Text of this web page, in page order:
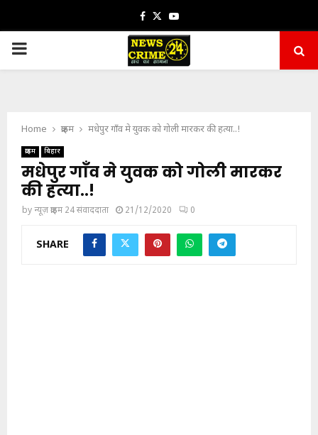
Facebook
TwitterYoutube
PRIMARY
Home क्राइम मधेपुर गाँव मे युवक को गोली मारकर की हत्या..!
क्राइम बिहार
मधेपुर गाँव मे युवक को गोली मारकर
की हत्या..!
byन्यूज़ क्राइम 24 संवाददाता 21/12/2020 0
SHARE